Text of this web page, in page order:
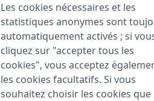
Les cookies nécessaires et les
statistiques anonymes sont
automatiquement activés ; si
cliquez sur "accepter tous les
cookies", vous acceptez
les cookies facultatifs. Si vous
souhaitez choisir les cookies que